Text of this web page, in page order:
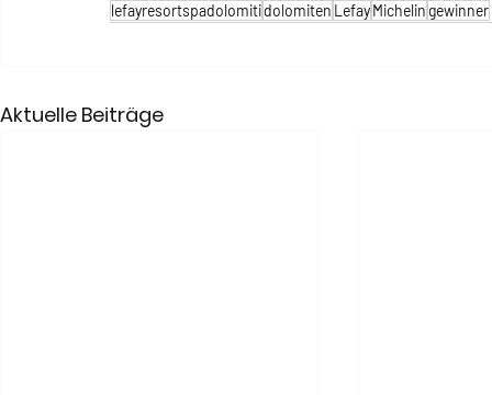
lefayresortspadolomitidolomiten LefayMichelingewinner
Aktuelle Beiträge